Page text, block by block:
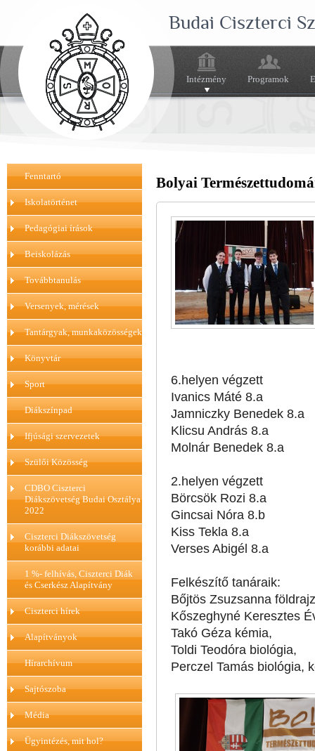
Budai Ciszterci
Intézmény Programok
Fenntartó
Iskolatörténet
Pedagógiai írások
Beiskolázás
Továbbtanulás
Versenyek, mérések
Tantárgyak, munkaközösségek
Könyvtár
Sport
Diákszínpad
Ifjúsági szervezetek
Szülői Közösség
CDBO Ciszterci
Diákszövetség Budai Osztálya
2022
Ciszterci Diákszövetség
korábbi adatai
1 %- felhívás, Ciszterci Diák
és Cserkész Alapítvány
Ciszterci hírek
Alapítványok
Hírarchívum
Sajtószoba
Média
Ügyintézés, mit hol?
Bolyai
6.helyen végzett
Ivanics Máté 8.a
Jamniczky Benedek 8.a
Klicsu András 8.a
Molnár Benedek 8.a
2.helyen végzett
Börcsök Rozi 8.a
Gincsai Nóra 8.b
Kiss Tekla 8.a
Verses Abigél 8.a
Felkészítő tanáraik:
Bőjtös Zsuzsanna
Kőszeghyné Keresztes
Takó Géza kémia,
Toldi Teodóra biológia,
Perczel Tamás biológia,